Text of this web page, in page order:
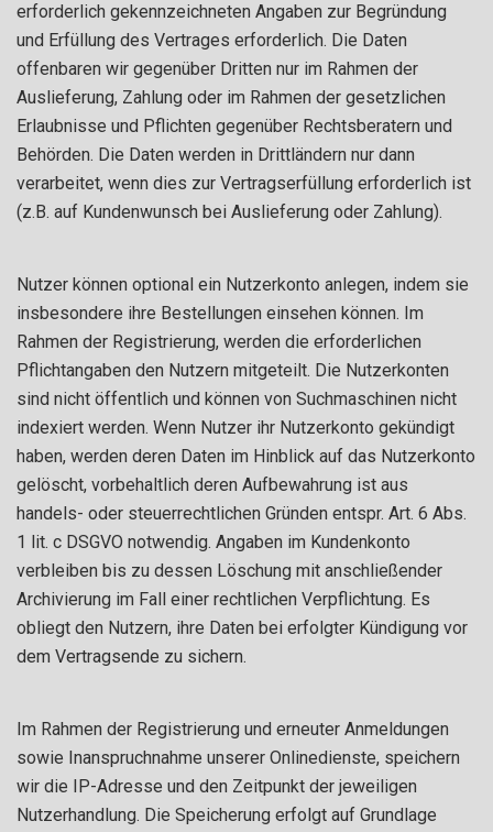
erforderlich gekennzeichneten Angaben zur Begründung
und Erfüllung des Vertrages erforderlich. Die Daten
offenbaren wir gegenüber Dritten nur im Rahmen der
Auslieferung, Zahlung oder im Rahmen der gesetzlichen
Erlaubnisse und Pflichten gegenüber Rechtsberatern und
Behörden. Die Daten werden in Drittländern nur dann
verarbeitet, wenn dies zur Vertragserfüllung erforderlich ist
(z.B. auf Kundenwunsch bei Auslieferung oder Zahlung).
Nutzer können optional ein Nutzerkonto anlegen, indem sie
insbesondere ihre Bestellungen einsehen können. Im
Rahmen der Registrierung, werden die erforderlichen
Pflichtangaben den Nutzern mitgeteilt. Die Nutzerkonten
sind nicht öffentlich und können von Suchmaschinen nicht
indexiert werden. Wenn Nutzer ihr Nutzerkonto gekündigt
haben, werden deren Daten im Hinblick auf das Nutzerkonto
gelöscht, vorbehaltlich deren Aufbewahrung ist aus
handels- oder steuerrechtlichen Gründen entspr. Art. 6 Abs.
1 lit. c DSGVO notwendig. Angaben im Kundenkonto
verbleiben bis zu dessen Löschung mit anschließender
Archivierung im Fall einer rechtlichen Verpflichtung. Es
obliegt den Nutzern, ihre Daten bei erfolgter Kündigung vor
dem Vertragsende zu sichern.
Im Rahmen der Registrierung und erneuter Anmeldungen
sowie Inanspruchnahme unserer Onlinedienste, speichern
wir die IP-Adresse und den Zeitpunkt der jeweiligen
Nutzerhandlung. Die Speicherung erfolgt auf Grundlage